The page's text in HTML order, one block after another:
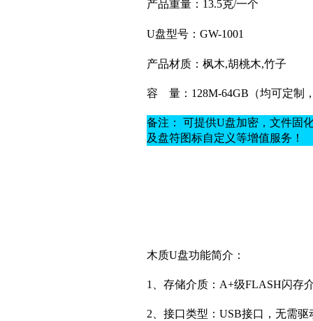
产品重量：13.5克/一个
U盘型号：GW-1001
产品材质： 枫木,胡桃木,竹子
容 量：128M-64GB（均可定制
备注： 可提供U盘加密，文件固
及盘符图标自定义等增值服务！
木质U盘功能简介：
1、存储介质：A+级FLASH闪存
2、接口类型：USB接口，无需